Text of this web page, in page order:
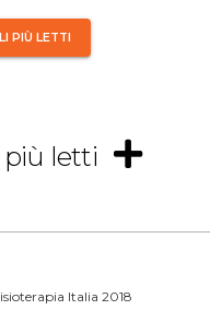
PIÙ LETTI
letti
Italia 2018